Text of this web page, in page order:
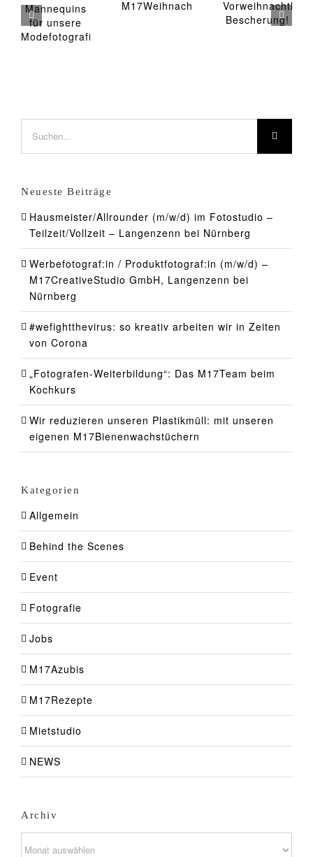
Modefotografie
nach:
Neueste Beiträge
Hausmeister/Allrounder (m/w/d) im Fotostudio –
Teilzeit/Vollzeit – Langenzenn bei Nürnberg
Werbefotograf:in / Produktfotograf:in (m/w/d) –
M17CreativeStudio GmbH, Langenzenn bei
Nürnberg
#wefightthevirus: so kreativ arbeiten wir in Zeiten
von Corona
„Fotografen-Weiterbildung“: Das M17Team beim
Kochkurs
Wir reduzieren unseren Plastikmüll: mit unseren
eigenen M17Bienenwachstüchern
Kategorien
Allgemein
Behind the Scenes
Event
Fotografie
Jobs
M17Azubis
M17Rezepte
Mietstudio
NEWS
Archiv